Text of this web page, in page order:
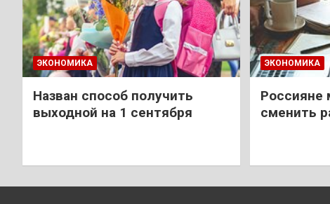
ЭКОНОМИКА
Назван способ получить
выходной на 1 сентября
ЭКОНОМИКА
Россияне
сменить